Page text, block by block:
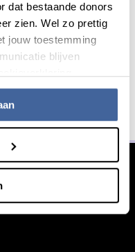
dat bestaande donors
zien. Wel zo prettig
jouw toestemming
blijven
ons op!